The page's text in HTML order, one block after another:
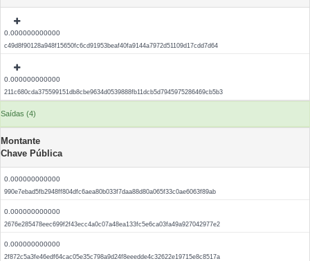
0.000000000000
c49d8f90128a948f15650fc6cd91953beaf40fa9144a7972d51109d17cdd7d64
0.000000000000
211c680cda375599151db8cbe9634d0539888fb11dcb5d7945975286469cb5b3
Saídas (4)
Montante
Chave Pública
0.000000000000
990e7ebad5fb2948ff804dfc6aea80b033f7daa88d80a065f33c0ae6063f89ab
0.000000000000
2676e285478eec699f2f43ecc4a0c07a48ea133fc5e6ca03fa49a927042977e2
0.000000000000
2f872c5a3fe46edf64cac05e35c798a9d24f8eeedde4c32622e19715e8c8517a